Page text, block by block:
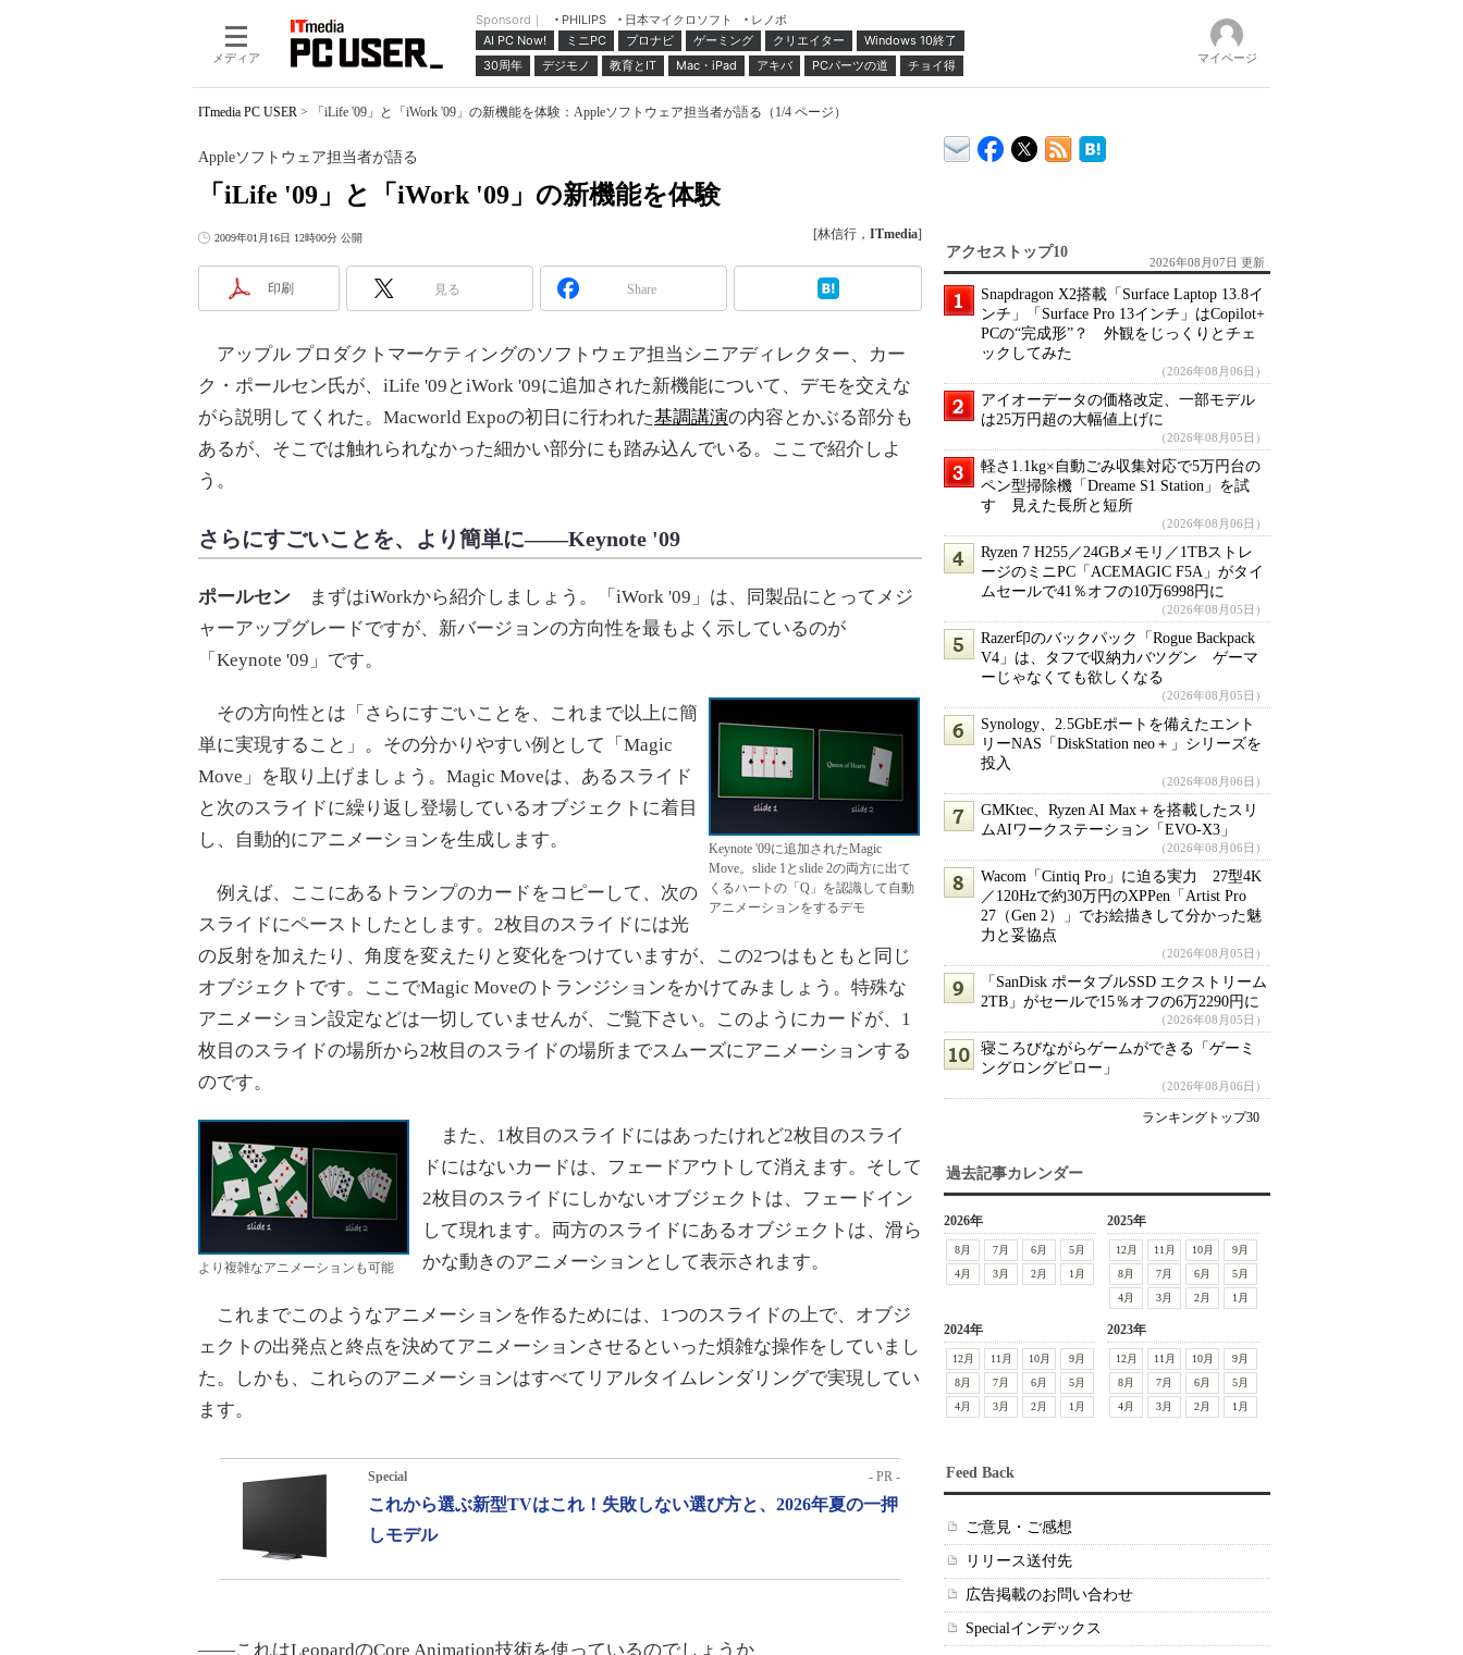
メディア
Sponsord｜ PHILIPS 日本マイクロソフト
レノボ
AI PC Now!
ミニPC プロナビ ゲーミング クリエイター
Windows 10終了
30周年
デジモノ 教育とIT Mac・iPad アキバ PCパーツの道 チョイ得 マイページ
ITmedia PC USER > 「iLife '09」と「iWork '09」の新機能を体験：Appleソフトウェア担当者が語る（1/4 ページ）
「iLife '09」と「iWork '09」の新機能を体験
Appleソフトウェア担当者が語る
2009年01月16日 12時00分 公開 [林信行， ITmedia]
印刷 見る Share
アップル プロダクトマーケティングのソフトウェア担当シニアディレクター、カー
ク・ポールセン氏が、iLife '09とiWork '09に追加された新機能について、デモを交えな
がら説明してくれた。Macworld Expoの初日に行われた基調講演の内容とかぶる部分も
あるが、そこでは触れられなかった細かい部分にも踏み込んでいる。ここで紹介しよ
う。
さらにすごいことを、より簡単に――Keynote '09
ポールセン まずはiWorkから紹介しましょう。「iWork '09」は、同製品にとってメジ
ャーアップグレードですが、新バージョンの方向性を最もよく示しているのが
「Keynote '09」です。
Keynote '09に追加されたMagic
Move。slide 1とslide 2の両方に出て
くるハートの「Q」を認識して自動
アニメーションをするデモ
その方向性とは「さらにすごいことを、これまで以上に簡
単に実現すること」。その分かりやすい例として「Magic
Move」を取り上げましょう。Magic Moveは、あるスライド
と次のスライドに繰り返し登場しているオブジェクトに着目
し、自動的にアニメーションを生成します。
例えば、ここにあるトランプのカードをコピーして、次の
スライドにペーストしたとします。2枚目のスライドには光
の反射を加えたり、角度を変えたりと変化をつけていますが、この2つはもともと同じ
オブジェクトです。ここでMagic Moveのトランジションをかけてみましょう。特殊な
アニメーション設定などは一切していませんが、ご覧下さい。このようにカードが、1
枚目のスライドの場所から2枚目のスライドの場所までスムーズにアニメーションする
のです。
より複雑なアニメーションも可能
また、1枚目のスライドにはあったけれど2枚目のスライ
ドにはないカードは、フェードアウトして消えます。そして
2枚目のスライドにしかないオブジェクトは、フェードイン
して現れます。両方のスライドにあるオブジェクトは、滑ら
かな動きのアニメーションとして表示されます。
これまでこのようなアニメーションを作るためには、1つのスライドの上で、オブジ
ェクトの出発点と終点を決めてアニメーションさせるといった煩雑な操作をしていまし
た。しかも、これらのアニメーションはすべてリアルタイムレンダリングで実現してい
ます。
Special - PR -
これから選ぶ新型TVはこれ！失敗しない選び方と、2026年夏の一押
しモデル
――これはLeopardのCore Animation技術を使っているのでしょうか
アクセストップ10
2026年08月07日 更新
Snapdragon X2搭載「Surface Laptop 13.8イ
ンチ」「Surface Pro 13インチ」はCopilot+
PCの“完成形”？ 外観をじっくりとチェ
ックしてみた
（2026年08月06日）
アイオーデータの価格改定、一部モデル
は25万円超の大幅値上げに
（2026年08月05日）
軽さ1.1kg×自動ごみ収集対応で5万円台の
ペン型掃除機「Dreame S1 Station」を試
す 見えた長所と短所
（2026年08月06日）
Ryzen 7 H255／24GBメモリ／1TBストレ
ージのミニPC「ACEMAGIC F5A」がタイ
ムセールで41％オフの10万6998円に
（2026年08月05日）
Razer印のバックパック「Rogue Backpack
V4」は、タフで収納力バツグン ゲーマ
ーじゃなくても欲しくなる
（2026年08月05日）
Synology、2.5GbEポートを備えたエント
リーNAS「DiskStation neo＋」シリーズを
投入
（2026年08月06日）
GMKtec、Ryzen AI Max＋を搭載したスリ
ムAIワークステーション「EVO-X3」
（2026年08月06日）
Wacom「Cintiq Pro」に迫る実力 27型4K
／120Hzで約30万円のXPPen「Artist Pro
27（Gen 2）」でお絵描きして分かった魅
力と妥協点
（2026年08月05日）
「SanDisk ポータブルSSD エクストリーム
2TB」がセールで15％オフの6万2290円に
（2026年08月05日）
寝ころびながらゲームができる「ゲーミ
ングロングピロー」
（2026年08月06日）
ランキングトップ30
過去記事カレンダー
2026年
8月 7月 6月
5月
4月
3月 2月 1月
2025年
12月 11月 10月
9月
8月
7月 6月
5月
4月
3月 2月 1月
2024年
12月 11月 10月
9月
8月
7月 6月
5月
4月
3月 2月 1月
2023年
12月 11月 10月
9月
8月
7月 6月
5月
4月
3月 2月 1月
Feed Back
ご意見・ご感想
リリース送付先
広告掲載のお問い合わせ
Specialインデックス